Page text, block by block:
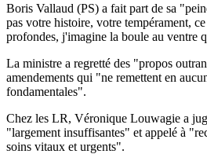
Boris Vallaud (PS) a fait part de sa
pas votre histoire, votre tempérament,
profondes, j'imagine la boule au ventre
La ministre a regretté des "propos
amendements qui "ne remettent en
fondamentales".
Chez les LR, Véronique Louwagie a
"largement insuffisantes" et appelé à
soins vitaux et urgents".